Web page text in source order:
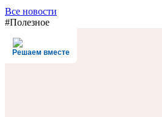
Все новости
#Полезное
Решаем вместе